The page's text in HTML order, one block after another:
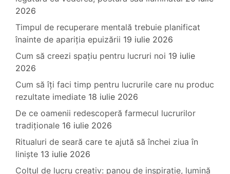
2026
Timpul de recuperare mentală trebuie planificat
înainte de apariția epuizării 19 iulie 2026
Cum să creezi spațiu pentru lucruri noi 19 iulie
2026
Cum să îți faci timp pentru lucrurile care nu produc
rezultate imediate 18 iulie 2026
De ce oamenii redescoperă farmecul lucrurilor
tradiționale 16 iulie 2026
Ritualuri de seară care te ajută să închei ziua în
liniște 13 iulie 2026
Colțul de lucru creativ: panou de inspirație, lumină